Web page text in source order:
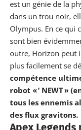
est un génie de la
dans un trou noir,
Olympus. En ce qui
sont bien
outre, Horizon peut
plus facilement se
compétence
robot « ’ NEWT »
tous les ennemis
des flux gravitons.
Apex